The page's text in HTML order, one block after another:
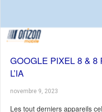
GOOGLE PIXEL 8 & 8
L’IA
novembre 9, 2023
Les tout derniers appareils